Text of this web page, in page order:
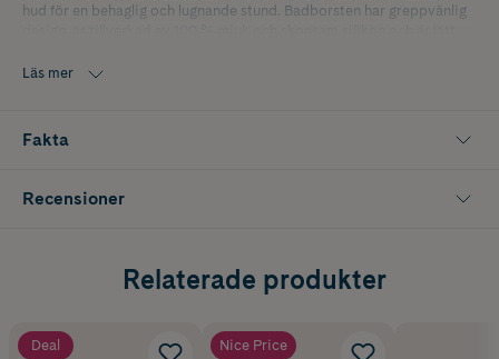
hud för en behaglig och lugnande stund. Badborsten har greppvänlig
Läs mer
Fakta
Recensioner
Relaterade produkter
Deal Nice Price